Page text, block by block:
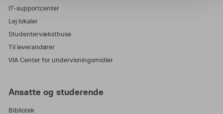
IT-supportcenter
Lej lokaler
Studentervæksthuse
Til leverandører
VIA Center for undervisningsmidler
Ansatte og studerende
Bibliotek